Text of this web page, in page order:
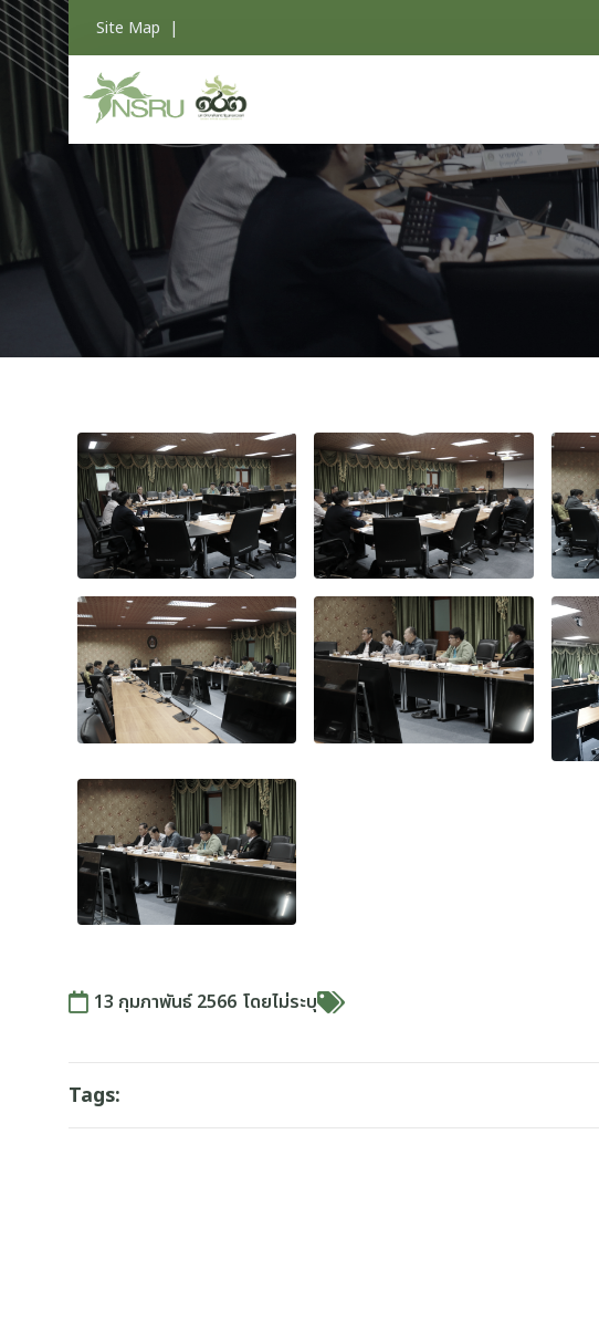
Site Map |
13 กุมภาพันธ์ 2566 โดยไม่ระบุ
Tags: